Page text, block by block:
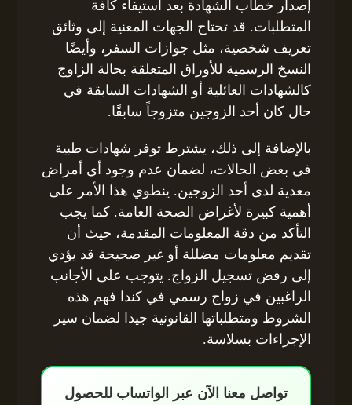
إصدار خطاب الشهادة بعد استيفاء كافة
المتطلبات. قد تحتاج الجهات المعنية إلى وثائق
تعريف شخصية، مثل جوازات السفر، وأيضًا
النسخ الرسمية للأوراق المتعلقة بحالة الزاوج
كالشهادات العائلية أو الشهادات السابقة في
حال كان أحد الزوجين متزوجاً سابقًا.
بالإضافة إلى ذلك، يشترط توفر شهادات طبية
في بعض الحالات، لضمان عدم وجود أي أمراض
معدية لدى أحد الزوجين. ينطوي هذا الأمر على
أهمية كبيرة لأغراض الصحة العامة. كما يجب
التأكد من دقة المعلومات المقدمة، حيث أن
تقديم معلومات مضللة أو غير صحيحة قد يؤدي
إلى رفض تسجيل الزواج. يتوجب على الأجانب
الراغبين في زواج رسمي في كندا فهم هذه
الشروط ومتطلباتها القانونية جيدا لضمان سير
الإجراءات بسلاسة.
تواصل معنا الآن عبر الواتساب للحصول